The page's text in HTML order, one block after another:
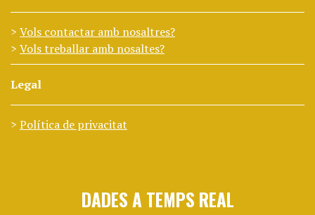
Vols contactar amb nosaltres?
Vols treballar amb nosaltes?
Legal
Política de privacitat
DADES A TEMPS REAL